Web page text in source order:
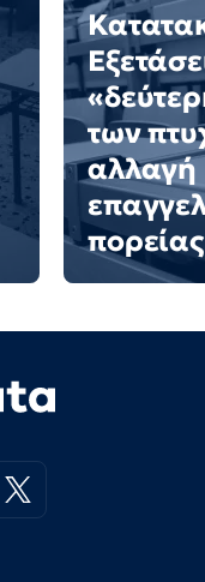
των
αλλαγή
πορείας